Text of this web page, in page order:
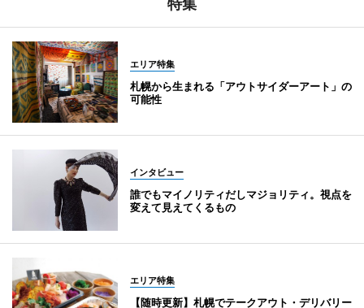
特集
エリア特集
札幌から生まれる「アウトサイダーアート」の
可能性
インタビュー
誰でもマイノリティだしマジョリティ。視点を
変えて見えてくるもの
エリア特集
【随時更新】札幌でテークアウト・デリバリー